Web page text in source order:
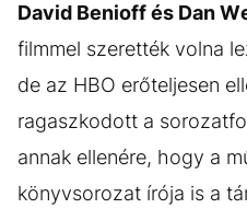
David Benioff és Dan
filmmel szerették volna
de az HBO erőteljesen
ragaszkodott a
annak ellenére, hogy a
könyvsorozat írója is a